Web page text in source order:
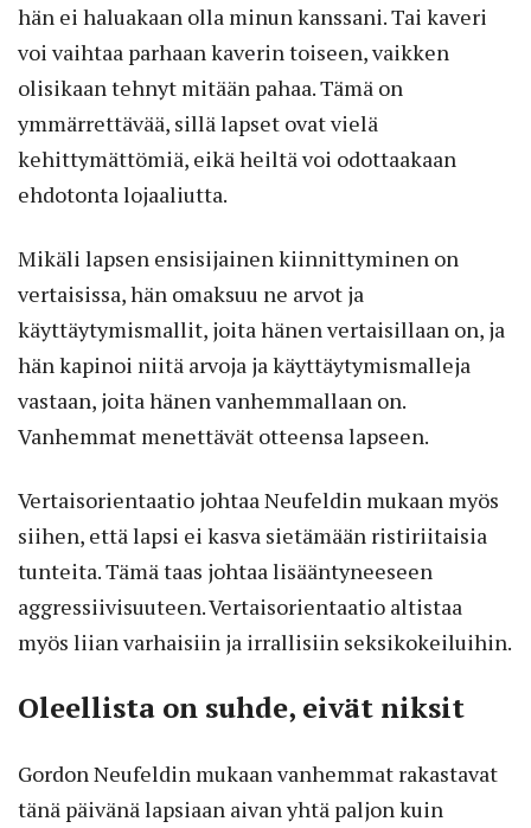
hän ei haluakaan olla minun kanssani. Tai kaveri
voi vaihtaa parhaan kaverin toiseen, vaikken
olisikaan tehnyt mitään pahaa. Tämä on
ymmärrettävää, sillä lapset ovat vielä
kehittymättömiä, eikä heiltä voi odottaakaan
ehdotonta lojaaliutta.
Mikäli lapsen ensisijainen kiinnittyminen on
vertaisissa, hän omaksuu ne arvot ja
käyttäytymismallit, joita hänen vertaisillaan on, ja
hän kapinoi niitä arvoja ja käyttäytymismalleja
vastaan, joita hänen vanhemmallaan on.
Vanhemmat menettävät otteensa lapseen.
Vertaisorientaatio johtaa Neufeldin mukaan myös
siihen, että lapsi ei kasva sietämään ristiriitaisia
tunteita. Tämä taas johtaa lisääntyneeseen
aggressiivisuuteen. Vertaisorientaatio altistaa
myös liian varhaisiin ja irrallisiin seksikokeiluihin.
Oleellista on suhde, eivät niksit
Gordon Neufeldin mukaan vanhemmat rakastavat
tänä päivänä lapsiaan aivan yhtä paljon kuin